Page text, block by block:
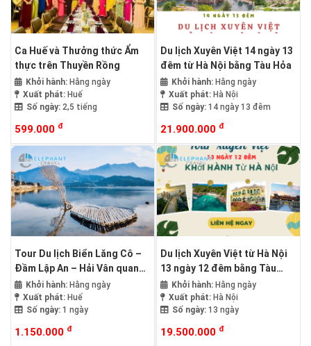
Ca Huế và Thưởng thức Ẩm
thực trên Thuyền Rồng
Khởi hành: Hằng ngày
Xuất phát: Huế
Số ngày: 2,5 tiếng
599.000 đ
Du lịch Xuyên Việt 14 ngày 13
đêm từ Hà Nội bằng Tàu Hỏa
Khởi hành: Hằng ngày
Xuất phát: Hà Nội
Số ngày: 14 ngày 13 đêm
21.900.000 đ
Tour Du lịch Biển Lăng Cô –
Đầm Lập An – Hải Vân quan
(đèo Hải Vân) – từ Huế
Khởi hành: Hằng ngày
Xuất phát: Huế
Số ngày: 1 ngày
1.150.000 đ
Du lịch Xuyên Việt từ Hà Nội
13 ngày 12 đêm bằng Tàu
HỏaKhởi hành: Hằng ngày
Xuất phát: Hà Nội
Số ngày: 13 ngày
19.500.000 đ